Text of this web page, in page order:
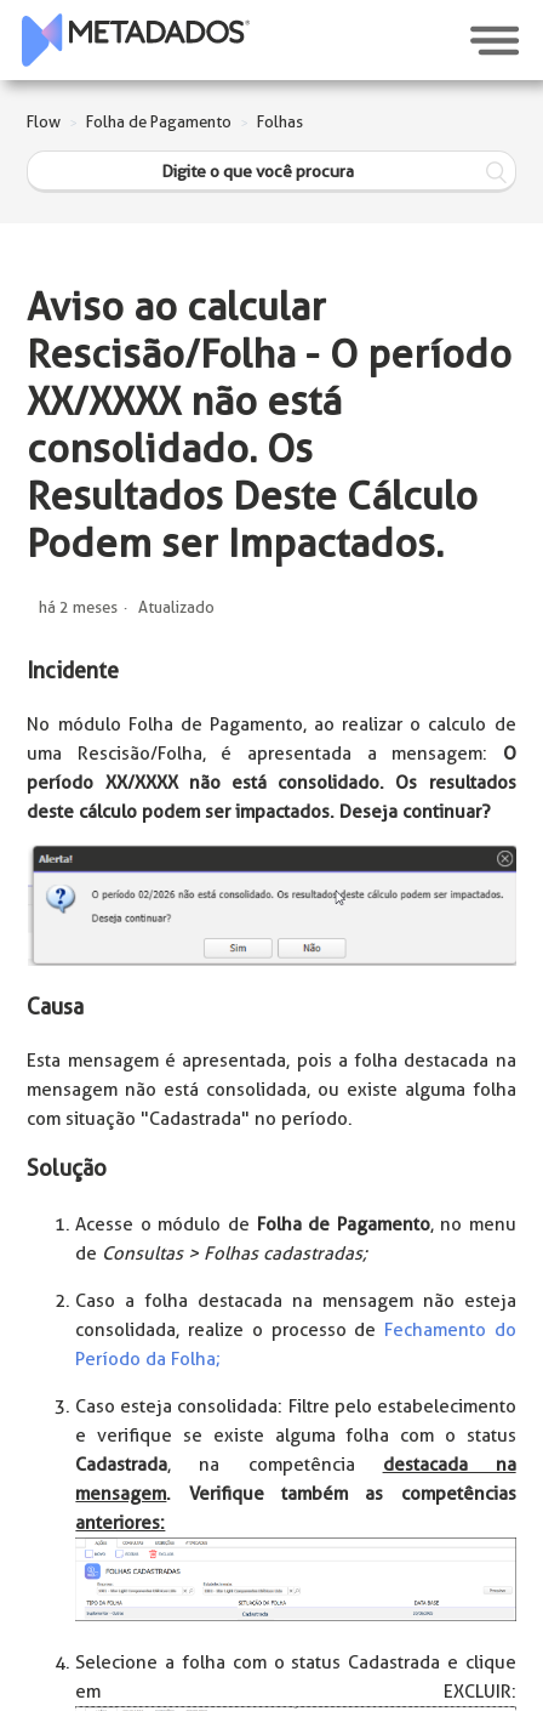
Flow Folha de Pagamento Folhas
Aviso ao calcular
Rescisão/Folha - O período
XX/XXXX não está
consolidado. Os
Resultados Deste Cálculo
Podem ser Impactados.
há 2 meses Atualizado
Incidente
No módulo Folha de Pagamento, ao realizar o calculo de
uma Rescisão/Folha, é apresentada a mensagem: O
período XX/XXXX não está consolidado. Os resultados
deste cálculo podem ser impactados. Deseja continuar?
Causa
Esta mensagem é apresentada, pois a folha destacada na
mensagem não está consolidada, ou existe alguma folha
com situação "Cadastrada" no período.
Solução
Acesse o módulo de Folha de Pagamento, no menu
de Consultas > Folhas cadastradas;
Caso a folha destacada na mensagem não esteja
consolidada, realize o processo de Fechamento do
Período da Folha;
Caso esteja consolidada: Filtre pelo estabelecimento
e verifique se existe alguma folha com o status
Cadastrada, na competência destacada na
mensagem.
Verifique também as competências
anteriores:
Selecione a folha com o status Cadastrada e clique
em EXCLUIR: